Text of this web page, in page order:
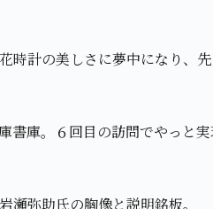
時計の美しさに夢中になり、
書庫。６回目の訪問でやっと
弥助氏の胸像と説明銘板。